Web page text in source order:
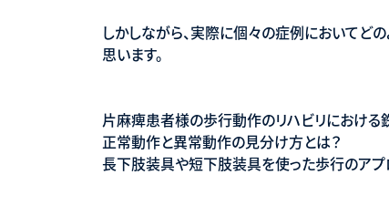
しかしながら、実際に個々の症例においてど
思います。
片麻痺患者様の歩行動作のリハビリにおける
正常動作と異常動作の見分け方とは？
長下肢装具や短下肢装具を使った歩行のア